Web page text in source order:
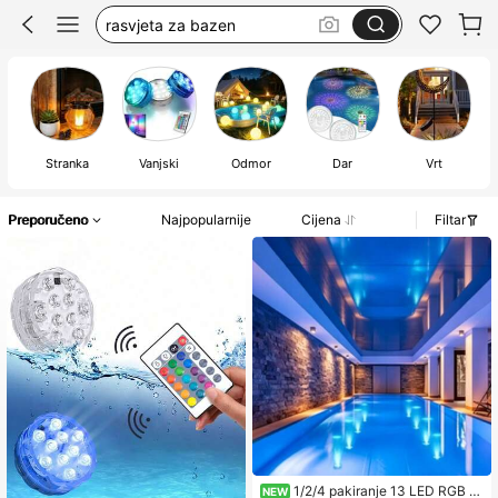
pool led lights
pool light
Stranka Vanjski Odmor Dar Vrt
Preporučeno Najpopularnije Cijena Filtar
NEW 1/2/4 pakiranje 13 LED RGB p